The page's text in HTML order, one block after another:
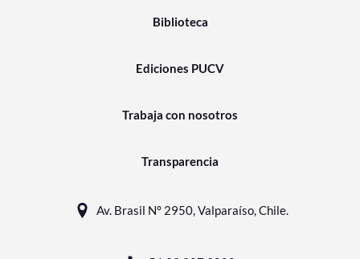
Biblioteca
Ediciones PUCV
Trabaja con nosotros
Transparencia
Av. Brasil N° 2950, Valparaíso, Chile.